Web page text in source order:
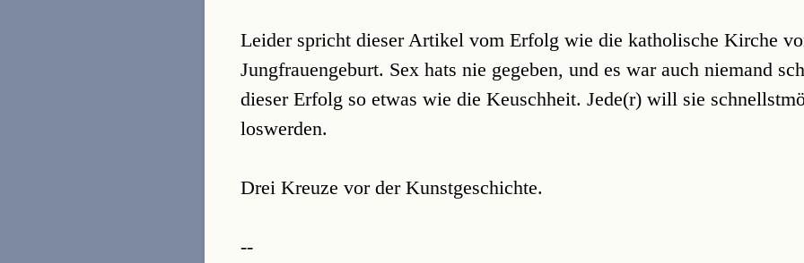
Leider spricht dieser Artikel vom Erfolg wie die katholische Kirche
Jungfrauengeburt. Sex hats nie gegeben, und es war auch niemand
dieser Erfolg so etwas wie die Keuschheit. Jede(r) will sie
loswerden.
Drei Kreuze vor der Kunstgeschichte.
--